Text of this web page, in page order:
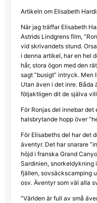
Artikeln om Elisabeth
När jag träffar Elisabeth
Astrids Lindgrens film,
vid skrivandets stund.
i denna artikel, har en hel
hår, stora ögon med den
sagt ”busigt” intryck.
Utan även i det inre.
följaktligen dit de själva
För Ronjas del innebar
halsbrytande hopp över
För Elisabeths del har det
äventyr. Det har snarare
höjd i franska Grand
Sardinien, snorkeldykning
fjällen, sovsäckscamping
osv. Äventyr som väl alla
”Världen är full av små